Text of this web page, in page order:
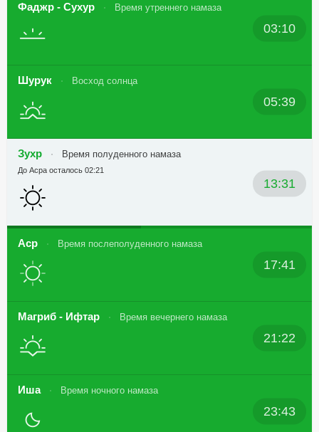
Фаджр - Сухур Время утреннего намаза
03:10
Шурук Восход солнца
05:39
Зухр Время полуденного намаза
13:31
До Асра осталось 02:21
Аср Время послеполуденного намаза
17:41
Магриб - Ифтар Время вечернего намаза
21:22
Иша Время ночного намаза
23:43